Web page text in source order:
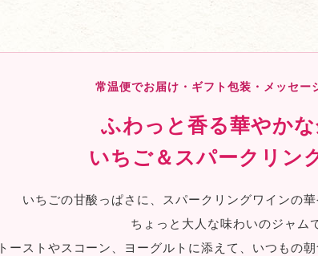
常温便でお届け・ギフト包装・メッセー
ふわっと香る華やかな
いちご＆スパークリン
いちごの甘酸っぱさに、スパークリングワインの華
ちょっと大人な味わいのジャム
トーストやスコーン、ヨーグルトに添えて、いつもの